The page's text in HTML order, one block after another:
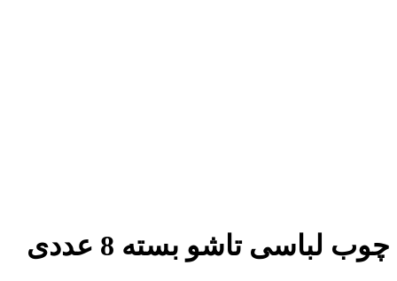
تاشو بسته 8 عددی